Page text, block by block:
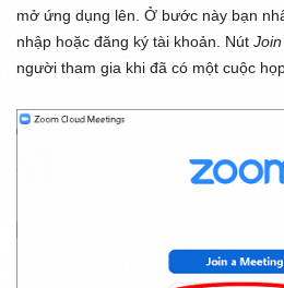
mở ứng dụng lên. Ở bước này bạn
nhập hoặc đăng ký tài khoản. Nút J
người tham gia khi đã có một cuộc